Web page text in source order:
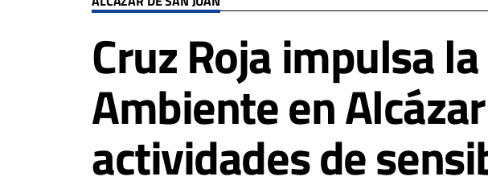
Cruz Roja impulsa
Ambiente en
actividades de